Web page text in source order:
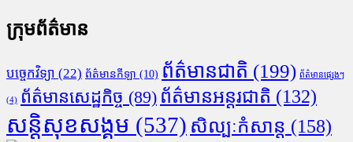
ក្រុមព័ត៌មាន
បច្ចេកវិទ្យា (22) ព័ត៌មានកីឡា (10) ព័ត៌មានជាតិ (199) ព័ត៌មានផ្សេងៗ
(4) ព័ត៌មានសេដ្ឋកិច្ច (89) ព័ត៌មានអន្តរជាតិ (132)
សន្តិសុខសង្គម (537) សិល្បៈកំសាន្ត (158)